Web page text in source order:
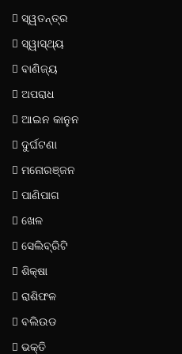
ସ୍ୱତନ୍ତ୍ର
ସ୍ୱାସ୍ଥ୍ୟ
ବାଣିଜ୍ୟ
ଅପରାଧ
ଆଇନ କାନୁନ
ଦୁର୍ଘଟଣା
ମନୋରଞ୍ଜନ
ପାଣିପାଗ
ଖେଳ
ସେଲିବ୍ରିଟି
ଶିକ୍ଷା
ରାଶିଫଳ
ବଲିଉଡ
ଭକ୍ତି